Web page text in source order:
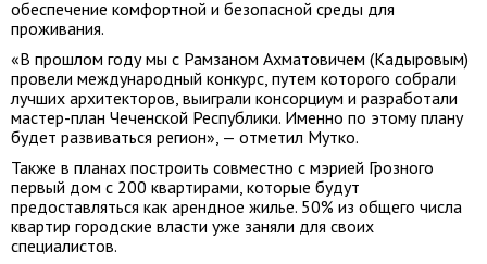
обеспечение комфортной и безопасной среды для
проживания.
«В прошлом году мы с Рамзаном Ахматовичем (Кадыровым)
провели международный конкурс, путем которого собрали
лучших архитекторов, выиграли консорциум и разработали
мастер-план Чеченской Республики. Именно по этому плану
будет развиваться регион», — отметил Мутко.
Также в планах построить совместно с мэрией Грозного
первый дом с 200 квартирами, которые будут
предоставляться как арендное жилье. 50% из общего числа
квартир городские власти уже заняли для своих
специалистов.